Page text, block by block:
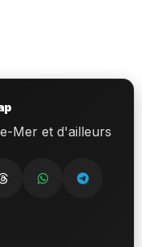
Mer et d'ailleurs